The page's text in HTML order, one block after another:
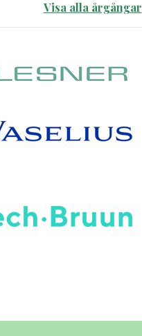
Visa alla årgångar